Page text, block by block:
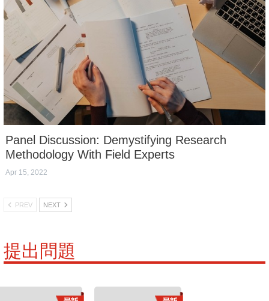
Panel Discussion: Demystifying Research
Methodology With Field Experts
Apr 15, 2022
PREV NEXT
提出問題